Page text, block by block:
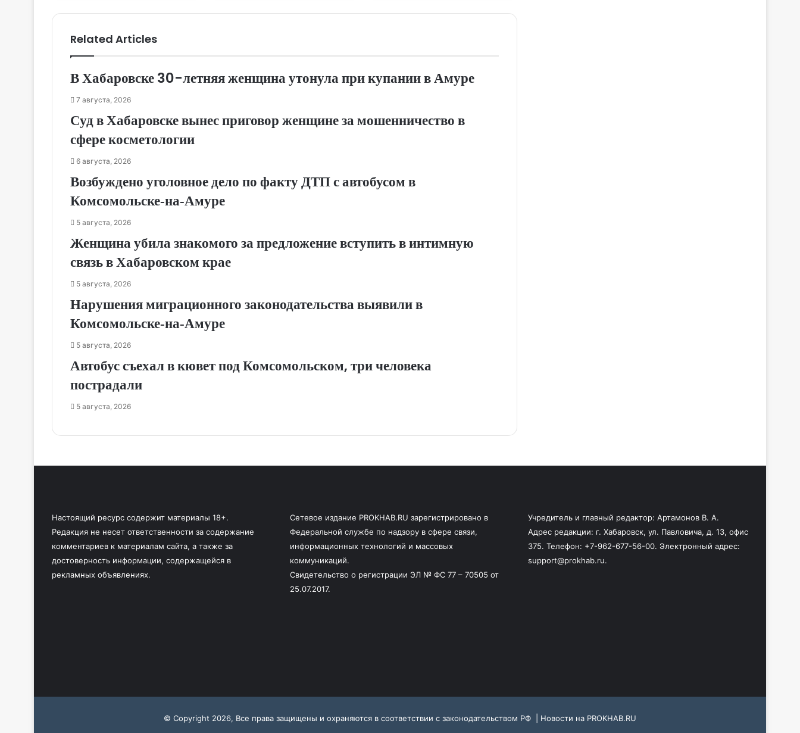
Related Articles
В Хабаровске 30-летняя женщина утонула при купании в Амуре
7 августа, 2026
Суд в Хабаровске вынес приговор женщине за мошенничество в
сфере косметологии
6 августа, 2026
Возбуждено уголовное дело по факту ДТП с автобусом в
Комсомольске‑на‑Амуре
5 августа, 2026
Женщина убила знакомого за предложение вступить в интимную
связь в Хабаровском крае
5 августа, 2026
Нарушения миграционного законодательства выявили в
Комсомольске‑на‑Амуре
5 августа, 2026
Автобус съехал в кювет под Комсомольском, три человека
пострадали
5 августа, 2026
Настоящий ресурс содержит материалы 18+.
Редакция не несет ответственности за содержание
комментариев к материалам сайта, а также за
достоверность информации, содержащейся в
рекламных объявлениях.
Сетевое издание PROKHAB.RU зарегистрировано в
Федеральной службе по надзору в сфере связи,
информационных технологий и массовых
коммуникаций.
Свидетельство о регистрации ЭЛ № ФС 77 – 70505 от
25.07.2017.
Учредитель и главный редактор: Артамонов В. А.
Адрес редакции: г. Хабаровск, ул. Павловича, д. 13, офис
375. Телефон: +7-962-677-56-00. Электронный адрес:
support@prokhab.ru.
© Copyright 2026, Все права защищены и охраняются в соответствии с законодательством РФ | Новости на PROKHAB.RU